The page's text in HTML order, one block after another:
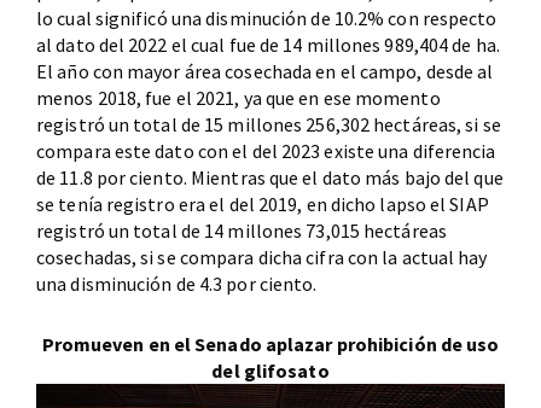
lo cual significó una disminución de 10.2% con respecto
al dato del 2022 el cual fue de 14 millones 989,404 de ha.
El año con mayor área cosechada en el campo, desde al
menos 2018, fue el 2021, ya que en ese momento
registró un total de 15 millones 256,302 hectáreas, si se
compara este dato con el del 2023 existe una diferencia
de 11.8 por ciento. Mientras que el dato más bajo del que
se tenía registro era el del 2019, en dicho lapso el SIAP
registró un total de 14 millones 73,015 hectáreas
cosechadas, si se compara dicha cifra con la actual hay
una disminución de 4.3 por ciento.
Promueven en el Senado aplazar prohibición de uso
del glifosato